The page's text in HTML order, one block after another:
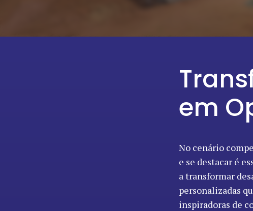
em
No cenário
e se destacar é
a transformar
personalizadas
inspiradoras de